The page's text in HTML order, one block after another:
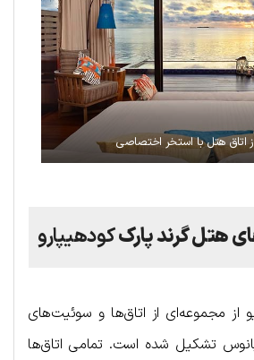
اتاق هتل با استخر اختصاصی
هتل گرند پارککودهیپارو
از مجموعه‌ای از اتاق‌ها و سوئیت‌های
تشکیل شده است. تمامی اتاق‌ها